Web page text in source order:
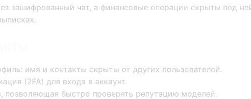
зашифрованный чат, а финансовые операции скрыты под
имя и контакты скрыты от других пользователей.
(2FA) для входа в аккаунт.
позволяющая быстро проверять репутацию моделей.